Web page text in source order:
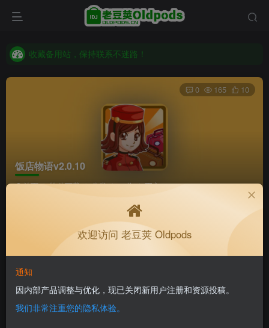
收藏备用站，保持联系不迷路！
收藏备用站，保持联系不迷路！
老豆荚 Oldpods版本：v10.3.0 泡芙
饭店物语v2.0.10
首页 软件下载 分类 32位 正文
0 165 10
2个月前更新
私信
软件信息
兼容版本：安卓4.0.3+
欢迎访问 老豆荚 Oldpods
通知
因内部产品调整与优化，现已关闭新用户注册和资源投稿。
我们非常注重您的隐私体验。